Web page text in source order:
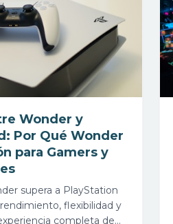
Wonder y
Por Qué Wonder
para Gamers y
supera a PlayStation
flexibilidad y
completa de